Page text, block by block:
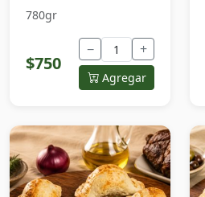
780gr
$750
− +
Agregar